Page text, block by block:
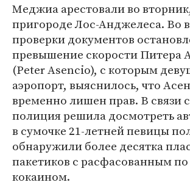
Меджиа арестовали во
пригороде Лос-Анджелеса. Во
проверки документов
превышение скорости Питера
(Peter Asencio), с которым
аэропорт, выяснилось, что
временно лишен прав. В связи
полиция решила досмотреть
в сумочке 21-летней певицы
обнаружили более десятка
пакетиков с расфасованным
кокаином.